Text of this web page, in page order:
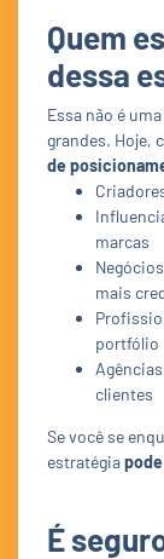
Quem
dessa
Essa não é
grandes. Hoje,
de
marcas
mais
portfólio
clientes
Se você se
estratégia
É